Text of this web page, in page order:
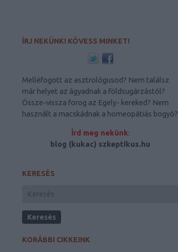
ÍRJ NEKÜNK! KÖVESS MINKET!
Melléfogott az asztrológusod? Nem találsz
már helyet az ágyadnak a földsugárzástól?
Össze-vissza forog az Egely- kereked? Nem
használt a macskádnak a homeopátiás bogyó?
Írd meg nekünk:
blog (kukac) szkeptikus.hu
KERESÉS
KORÁBBI CIKKEINK